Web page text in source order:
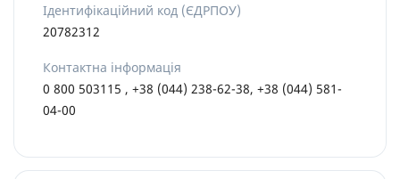
Ідентифікаційний код (ЄДРПОУ)
20782312
Контактна інформація
0 800 503115 , +38 (044) 238-62-38, +38 (044) 581-
04-00